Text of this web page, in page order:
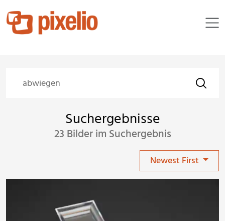
Suchergebnisse
23 Bilder im Suchergebnis
Newest First